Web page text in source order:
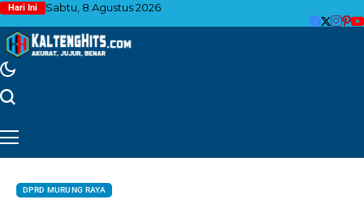
Hari Ini Sabtu, 8 Agustus 2026
DPRD MURUNG RAYA